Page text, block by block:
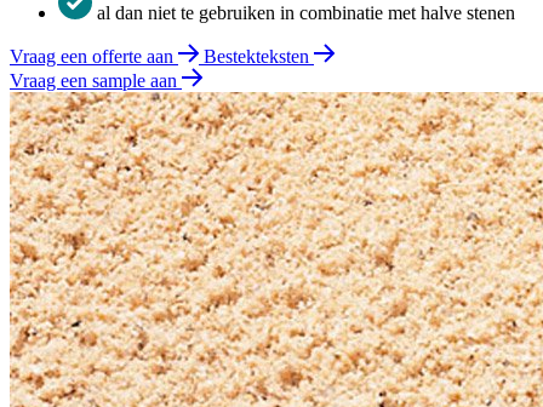
al dan niet te gebruiken in combinatie met halve stenen
Vraag een offerte aan
Bestekteksten
Vraag een sample aan